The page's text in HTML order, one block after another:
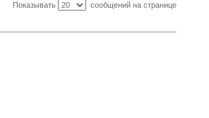
Показывать
сообщений на странице